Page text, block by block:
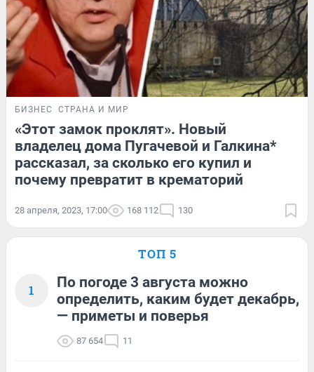
БИЗНЕС СТРАНА И МИР
«Этот замок проклят». Новый
владелец дома Пугачевой и Галкина*
рассказал, за сколько его купил и
почему превратит в крематорий
28 апреля, 2023, 17:00 168 112 130
ТОП 5
1
По погоде 3 августа можно
определить, каким будет декабрь,
— приметы и поверья
87 654 11